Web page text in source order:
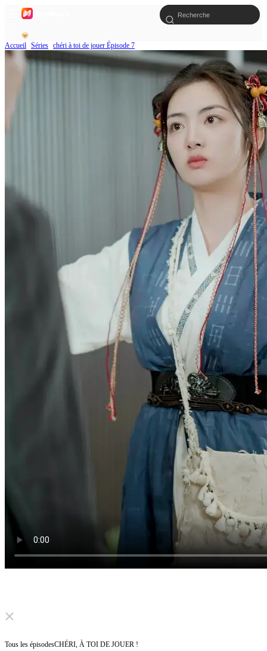
Accueil Séries chéri à toi de jouer Épisode 7
Click to unmute
Avoir une union du Yin et du Yang avec moi.
Tous les épisodesCHÉRI, À TOI DE JOUER !